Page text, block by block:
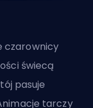
czarownicy
świecą
pasuje
tarczy